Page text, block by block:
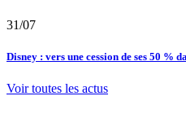
31/07
Disney : vers une cession de ses 50 %
Voir toutes les actus